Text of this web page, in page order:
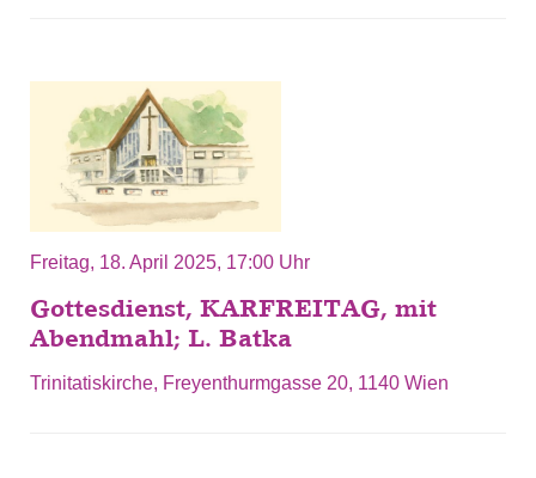
Freitag, 18. April 2025, 17:00 Uhr
Gottesdienst, KARFREITAG, mit
Abendmahl; L. Batka
Trinitatiskirche, Freyenthurmgasse 20, 1140 Wien